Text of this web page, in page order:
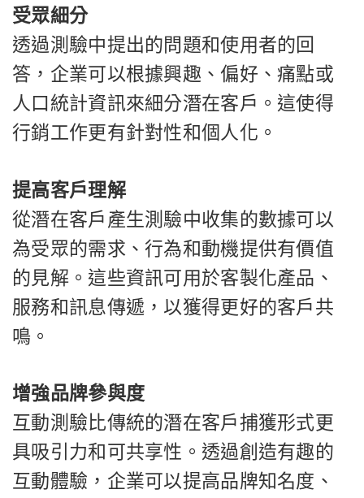
受眾細分
透過測驗中提出的問題和使用者的回
答，企業可以根據興趣、偏好、痛點或
人口統計資訊來細分潛在客戶。這使得
行銷工作更有針對性和個人化。
提高客戶理解
從潛在客戶產生測驗中收集的數據可以
為受眾的需求、行為和動機提供有價值
的見解。這些資訊可用於客製化產品、
服務和訊息傳遞，以獲得更好的客戶共
鳴。
增強品牌參與度
互動測驗比傳統的潛在客戶捕獲形式更
具吸引力和可共享性。透過創造有趣的
互動體驗，企業可以提高品牌知名度、